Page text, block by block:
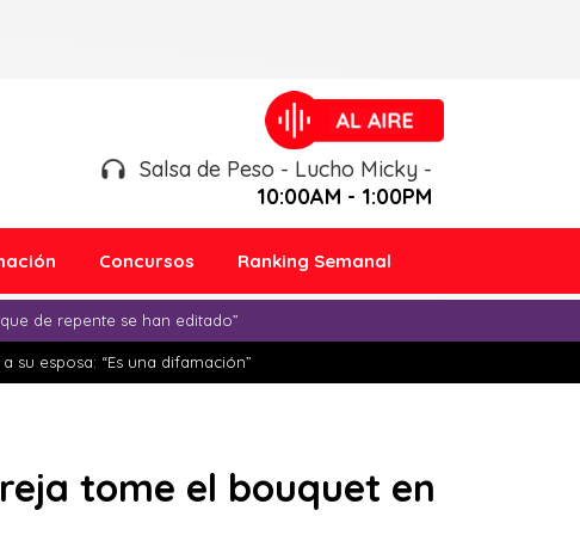
Salsa de Peso - Lucho Micky -
10:00AM - 1:00PM
Concursos Ranking Semanal
de repente se han editado”
su esposa: “Es una difamación”
tome el bouquet en